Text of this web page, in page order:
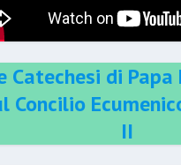
Catechesi di Papa
Concilio
II